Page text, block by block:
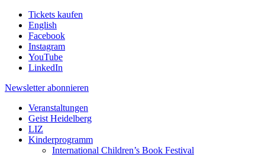
Tickets kaufen
English
Facebook
Instagram
YouTube
LinkedIn
Newsletter abonnieren
Veranstaltungen
Geist Heidelberg
LIZ
Kinderprogramm
International Children’s Book Festival